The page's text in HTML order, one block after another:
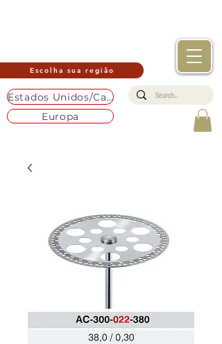
Escolha sua região
Estados Unidos/Canadá
Europa